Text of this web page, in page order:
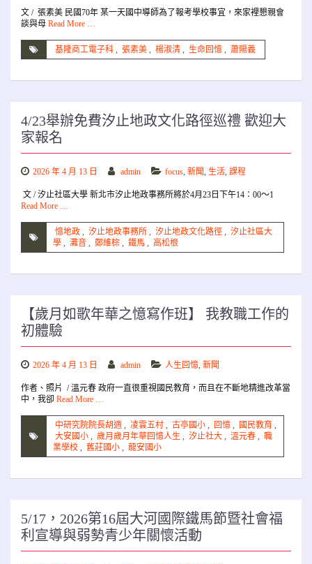
文 / 張素美 民國70年 某一天國中導師為了報考學校事宜，來家裡懇親會
談與母 Read More …
基隆商工電子科 , 張素美 , 楊淑清 , 生命回憶 , 蕭陽義
4/23舉辦免費汐止地政文化路徑巡禮 歡迎大
家報名
2026 年 4 月 13 日 admin focus, 新聞, 生活, 課程
文 / 汐止社區大學 新北市汐止地政事務所將於4月23日下午14：00～1
Read More …
憶地政 , 汐止地政事務所 , 汐止地政文化路徑 , 汐止社區大
學 , 灘音 , 鄭維棕 , 鐵馬 , 高松根
【歲月如歌年華之憶寫作班】 我教職工作的
初體驗
2026 年 4 月 13 日 admin 人生回憶, 新聞
作者、照片 / 溫元春 政府一直很重視國民教育，而且在不斷地精進改革當
中，我卻 Read More …
中研究院院長胡適 , 凌雲五村 , 古亭國小 , 回憶 , 國民教育 ,
大安國小 , 歲月歲月年華回憶人生 , 汐止社大 , 溫元春 , 職
業學校 , 舊莊國小 , 龍安國小
5/17，2026第16屆大河國際鐵馬節暨社會福
利宣導與弱勢青少年關懷活動